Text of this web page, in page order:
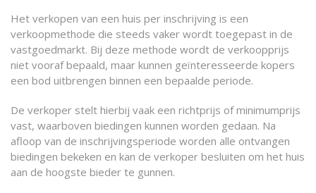
Het verkopen van een huis per inschrijving is een
verkoopmethode die steeds vaker wordt toegepast in de
vastgoedmarkt. Bij deze methode wordt de verkoopprijs
niet vooraf bepaald, maar kunnen geïnteresseerde kopers
een bod uitbrengen binnen een bepaalde periode.
De verkoper stelt hierbij vaak een richtprijs of minimumprijs
vast, waarboven biedingen kunnen worden gedaan. Na
afloop van de inschrijvingsperiode worden alle ontvangen
biedingen bekeken en kan de verkoper besluiten om het huis
aan de hoogste bieder te gunnen.